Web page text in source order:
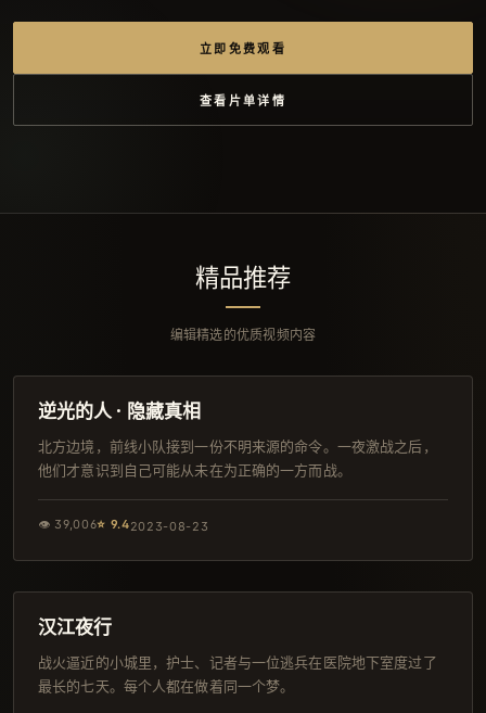
立即免费观看
查看片单详情
精品推荐
编辑精选的优质视频内容
独播
逆光的人 · 隐藏真相
北方边境，前线小队接到一份不明来源的命令。一夜激战之后，
他们才意识到自己可能从未在为正确的一方而战。
👁 39,006⭐ 9.42023-08-23
韩剧
汉江夜行
战火逼近的小城里，护士、记者与一位逃兵在医院地下室度过了
最长的七天。每个人都在做着同一个梦。